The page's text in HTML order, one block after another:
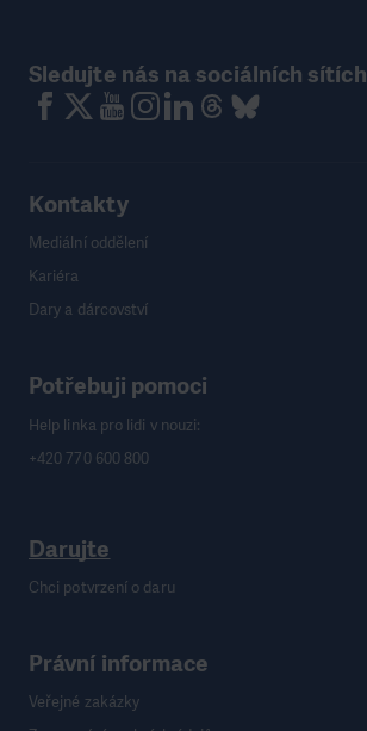
Sledujte nás na sociálních sítích
Kontakty
Mediální oddělení
Kariéra
Dary a dárcovství
Potřebuji pomoci
Help linka pro lidi v nouzi:
+420 770 600 800
Darujte
Chci potvrzení o daru
Právní informace
Veřejné zakázky